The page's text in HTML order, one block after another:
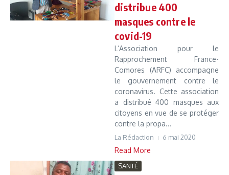
distribue 400
masques contre le
covid-19
L’Association pour le
Rapprochement France-
Comores (ARFC) accompagne
le gouvernement contre le
coronavirus. Cette association
a distribué 400 masques aux
citoyens en vue de se protéger
contre la propa...
La Rédaction 6 mai 2020
Read More
SANTÉ